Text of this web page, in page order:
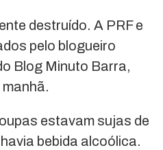
destruído. A PRF e
pelo blogueiro
Blog Minuto Barra,
estavam sujas de
bebida alcoólica.